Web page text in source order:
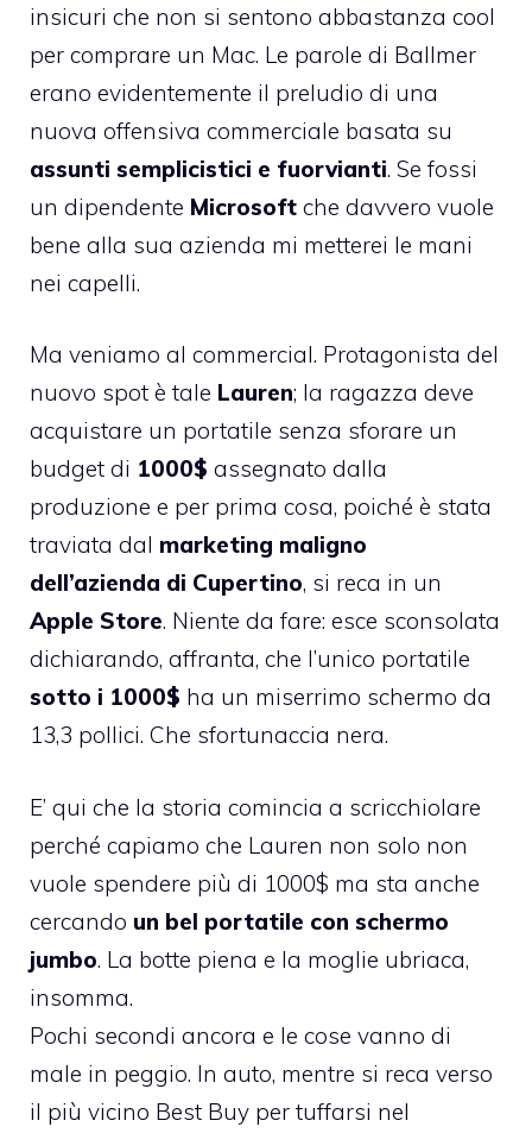
insicuri che non si sentono abbastanza cool
per comprare un Mac. Le parole di Ballmer
erano evidentemente il preludio di una
nuova offensiva commerciale basata su
assunti semplicistici e fuorvianti. Se fossi
un dipendente Microsoft che davvero vuole
bene alla sua azienda mi metterei le mani
nei capelli.
Ma veniamo al commercial. Protagonista del
nuovo spot è tale Lauren; la ragazza deve
acquistare un portatile senza sforare un
budget di 1000$ assegnato dalla
produzione e per prima cosa, poiché è stata
traviata dal marketing maligno
dell’azienda di Cupertino, si reca in un
Apple Store. Niente da fare: esce sconsolata
dichiarando, affranta, che l’unico portatile
sotto i 1000$ ha un miserrimo schermo da
13,3 pollici. Che sfortunaccia nera.
E’ qui che la storia comincia a scricchiolare
perché capiamo che Lauren non solo non
vuole spendere più di 1000$ ma sta anche
cercando un bel portatile con schermo
jumbo. La botte piena e la moglie ubriaca,
insomma.
Pochi secondi ancora e le cose vanno di
male in peggio. In auto, mentre si reca verso
il più vicino Best Buy per tuffarsi nel